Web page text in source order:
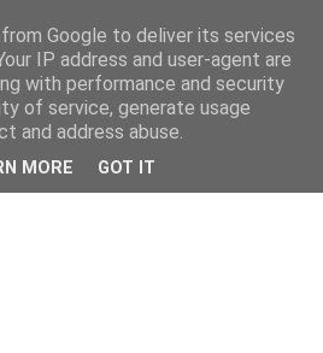
Google to deliver its services
IP address and user-agent are
with performance and security
of service, generate usage
and address abuse.
MORE GOT IT